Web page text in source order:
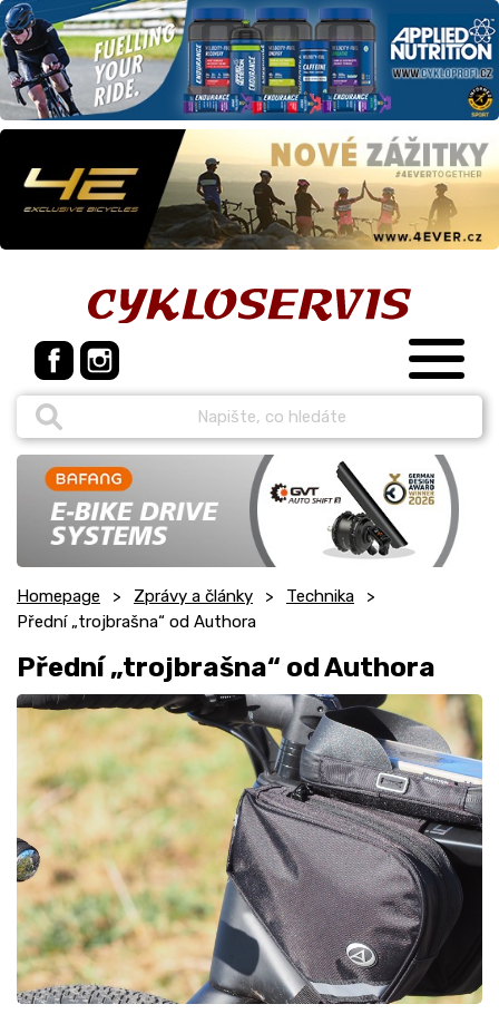
Homepage Zprávy a články
Technika
Přední „trojbrašna“ od Authora
Přední „trojbrašna“ od Authora